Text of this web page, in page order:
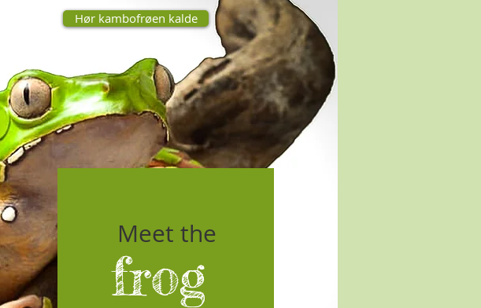
Hør kambofrøen kalde
Meet the
frog